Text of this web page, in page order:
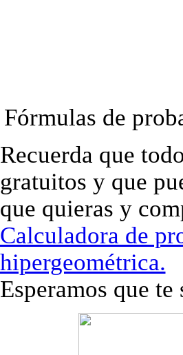
Fórmulas de
Recuerda que
gratuitos y que
que quieras y
Calculadora de
hipergeométrica.
Esperamos que